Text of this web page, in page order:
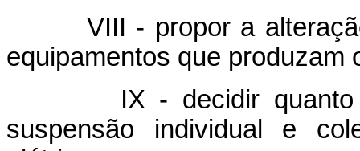
VIII - propor a alteração
equipamentos que produzam
IX - decidir quanto à
suspensão individual e